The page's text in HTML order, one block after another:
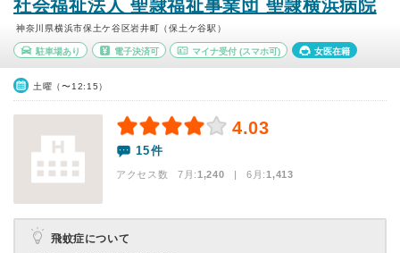
社会福祉法人 聖隷福祉事業団 聖隷横浜病院
神奈川県横浜市保土ケ谷区岩井町（保土ケ谷駅）
駐車場あり 電子決済可 マイナ受付 (スマホ可) 女医在籍
土曜（〜12:15）
4.03
15件
アクセス数 7月:1,240 | 6月:1,413
飛蚊症について